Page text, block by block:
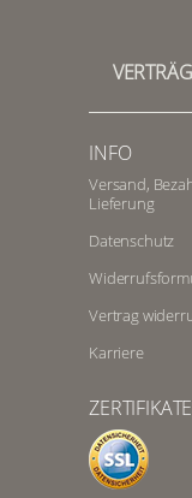
INFO
Versand,
Lieferung
Datenschutz
Vertrag
Karriere
ZERTIFIKATE